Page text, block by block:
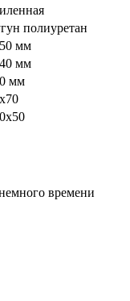
полиуретан
мм
мм
мм
времени